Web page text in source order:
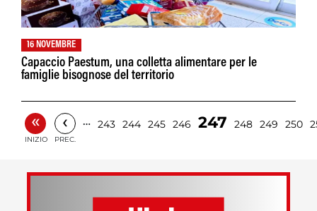
16 NOVEMBRE
Capaccio Paestum, una colletta alimentare per le
famiglie bisognose del territorio
«
INIZIO
‹
PREC.
… 243 244 245 246 247 248 249 250